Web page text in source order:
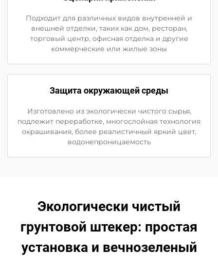
Подходит для различных видов внутренней и
внешней отделки, таких как дом, ресторан,
торговый центр, офисная отделка и другие
коммерческие или жилые зоны
Защита окружающей среды
Изготовлено из экологически чистого сырья,
подлежит переработке, многослойная технология
окрашивания, более реалистичный яркий цвет,
водонепроницаемость
Экологически чистый
грунтовой штекер: простая
установка и вечнозеленый